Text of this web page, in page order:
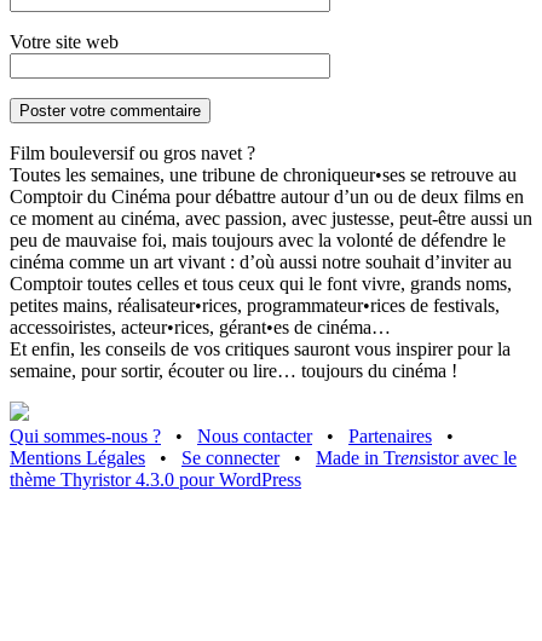
Votre site web
Film bouleversif ou gros navet ?
Toutes les semaines, une tribune de chroniqueur•ses se retrouve au
Comptoir du Cinéma pour débattre autour d’un ou de deux films en
ce moment au cinéma, avec passion, avec justesse, peut-être aussi un
peu de mauvaise foi, mais toujours avec la volonté de défendre le
cinéma comme un art vivant : d’où aussi notre souhait d’inviter au
Comptoir toutes celles et tous ceux qui le font vivre, grands noms,
petites mains, réalisateur•rices, programmateur•rices de festivals,
accessoiristes, acteur•rices, gérant•es de cinéma…
Et enfin, les conseils de vos critiques sauront vous inspirer pour la
semaine, pour sortir, écouter ou lire… toujours du cinéma !
Qui sommes-nous ? • Nous contacter • Partenaires
•
Mentions Légales
• Se connecter • Made in Trensistor avec le
thème Thyristor 4.3.0 pour WordPress